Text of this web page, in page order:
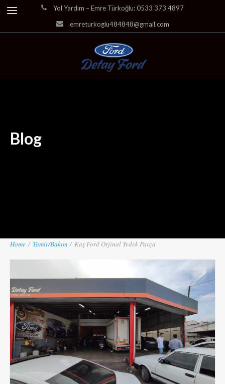
Yol Yardım – Emre Türkoğlu: 0533 373 4897
emreturkoglu484848@gmail.com
Blog
Home / Tamir/Bakım / Kaş Ford Orjinal Yedek Parça